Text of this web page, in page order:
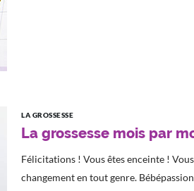
LA GROSSESSE
La grossesse mois par
Félicitations ! Vous êtes enceinte !
changement en tout genre.